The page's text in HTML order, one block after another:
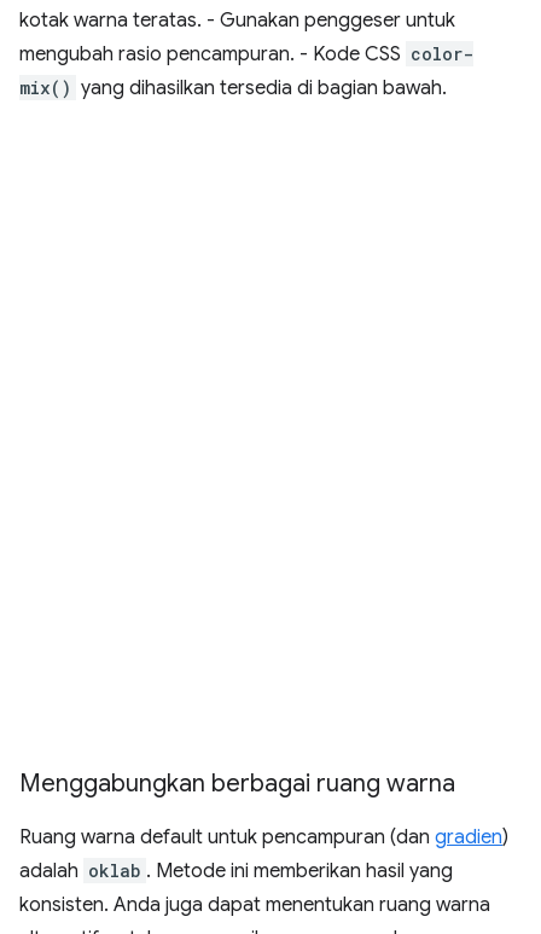
kotak warna teratas. - Gunakan penggeser untuk
mengubah rasio pencampuran. - Kode CSS color-
mix() yang dihasilkan tersedia di bagian bawah.
Menggabungkan berbagai ruang warna
Ruang warna default untuk pencampuran (dan gradien)
adalah oklab . Metode ini memberikan hasil yang
konsisten. Anda juga dapat menentukan ruang warna